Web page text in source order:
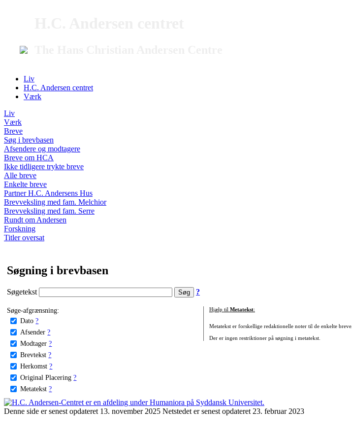
Liv
H.C. Andersen centret
Værk
Liv
Værk
Breve
Søg i brevbasen
Afsendere og modtagere
Breve om HCA
Ikke tidligere trykte breve
Alle breve
Enkelte breve
Partner H.C. Andersens Hus
Brevveksling med fam. Melchior
Brevveksling med fam. Serre
Rundt om Andersen
Forskning
Titler oversat
Søgning i brevbasen
Søgetekst ?
Søge-afgrænsning:
Dato ?
Afsender ?
Modtager ?
Brevtekst ?
Herkomst ?
Original Placering ?
Metatekst ?
Hjælp til Metatekst:
Metatekst er forskellige redaktionelle noter til de enkelte breve.
Der er ingen restriktioner på søgning i metatekst.
Denne side er senest opdateret 13. november 2025 Netstedet er senest opdateret 23. februar 2023